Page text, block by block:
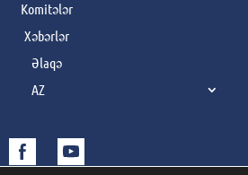
Komitələr
Xəbərlər
Əlaqə
AZ